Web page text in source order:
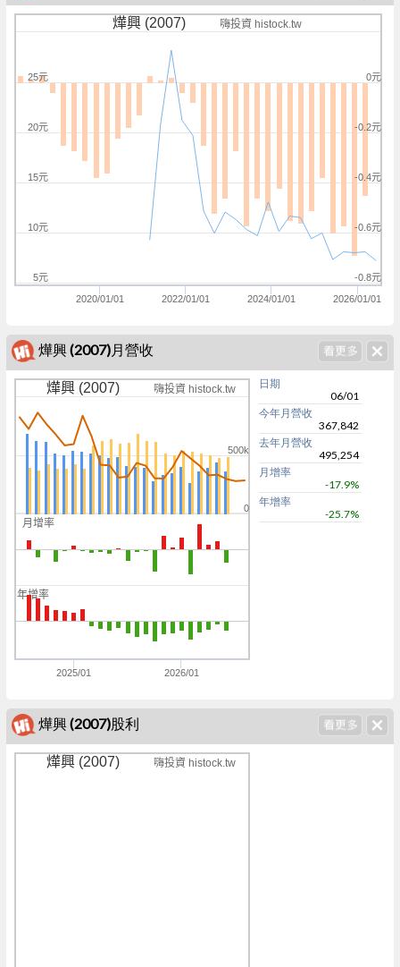
燁興 (2007) 嗨投資 histock.tw
2020/01/01 2022/01/01 2024/01/01 2026/01/01
-0.8元
-0.6元
-0.4元
-0.2元
0元
5元
10元
15元
20元
25元
燁興 (2007)月營收
月增率
年增率
燁興 (2007) 嗨投資 histock.tw
2025/01 2026/01
0
500k
日期
06/01
今年月營收
367,842
去年月營收
495,254
月增率
-17.9%
年增率
-25.7%
燁興 (2007)股利
燁興 (2007) 嗨投資 histock.tw